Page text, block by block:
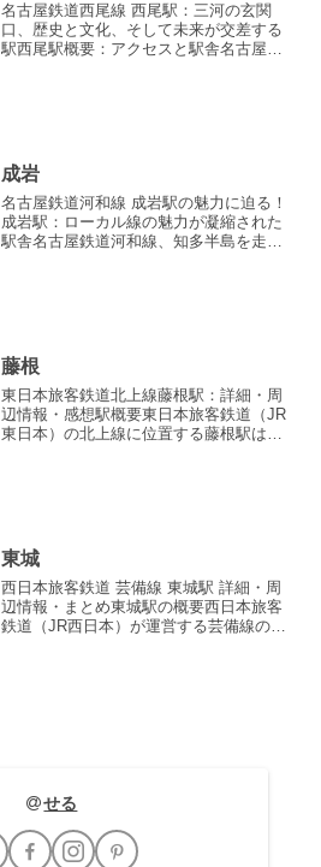
名古屋鉄道西尾線 西尾駅：三河の玄関
口、歴史と文化、そして未来が交差する
駅西尾駅概要：アクセスと駅舎名古屋鉄
成岩
名古屋鉄道河和線 成岩駅の魅力に迫る！
成岩駅：ローカル線の魅力が凝縮された
駅舎名古屋鉄道河和線、知多半島を走る
藤根
東日本旅客鉄道北上線藤根駅：詳細・周
辺情報・感想駅概要東日本旅客鉄道（JR
東日本）の北上線に位置する藤根駅は、
東城
西日本旅客鉄道 芸備線 東城駅 詳細・周
辺情報・まとめ東城駅の概要西日本旅客
鉄道（JR西日本）が運営する芸備線の東
せる